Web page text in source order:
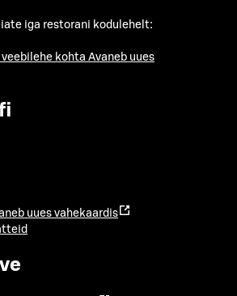
iga restorani kodulehelt:
kohta Avaneb uues
uues vahekaardis